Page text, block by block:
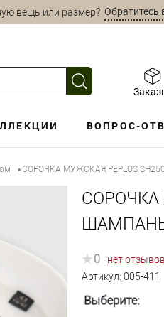
вещь или размер?Обратитесь
ВОПРОС-
•СОРОЧКА МУЖСКАЯ PEPLOS
СОРОЧКА
0
нет отзывов
Артикул: 005-411
Выберите: